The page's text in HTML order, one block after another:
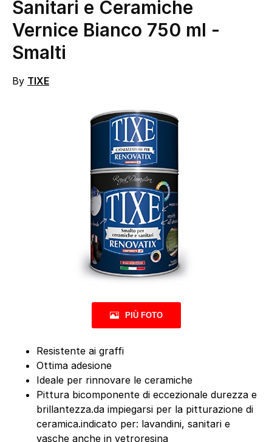
Sanitari e Ceramiche
Vernice Bianco 750 ml -
Smalti
By TIXE
PIÙ FOTO
Resistente ai graffi
Ottima adesione
Ideale per rinnovare le ceramiche
Pittura bicomponente di eccezionale durezza e
brillantezza.da impiegarsi per la pitturazione di
ceramica.indicato per: lavandini, sanitari e
vasche anche in vetroresina